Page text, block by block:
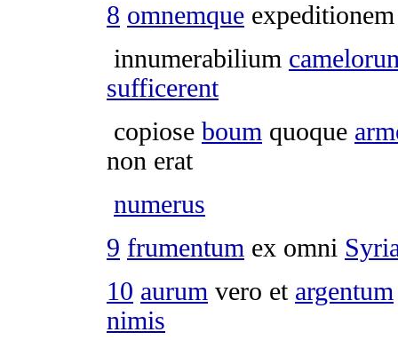
8 omnemque expeditionem
innumerabilium
sufficerent
copiose boum quoque
non erat
numerus
9 frumentum ex omni
10 aurum vero et argentum
nimis